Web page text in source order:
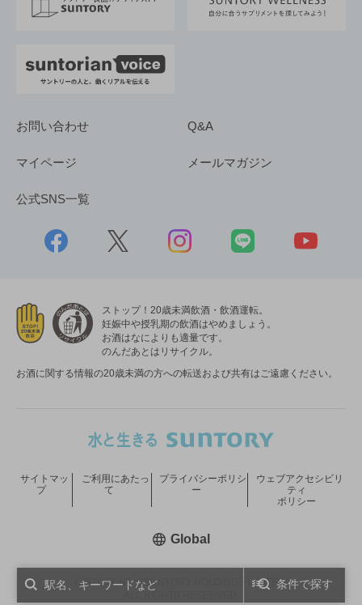
条件で探す
採用情報
お問い合わせ Q&A
マイページ メールマガジン
公式SNS一覧
ストップ！20歳未満飲酒・飲酒運転。
妊娠中や授乳期の飲酒はやめましょう。
お酒はなによりも適量です。
のんだあとはリサイクル。
お酒に関する情報の20歳未満の方への転送および共有はご遠慮ください。
COPYRIGHT © SUNTORY HOLDINGS LIMITED.
サイトマッ
プ
ご利用にあたっ
て
プライバシーポリシ
ー
ウェブアクセシビリ
ティ
ポリシー
Global新しいウィンドウで開く